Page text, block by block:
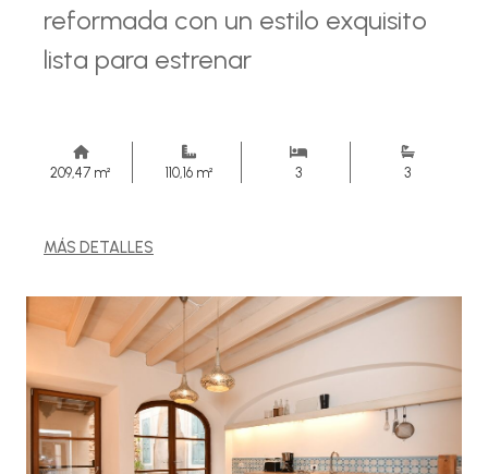
reformada con un estilo exquisito
lista para estrenar
209,47 m² 110,16 m² 3 3
MÁS DETALLES